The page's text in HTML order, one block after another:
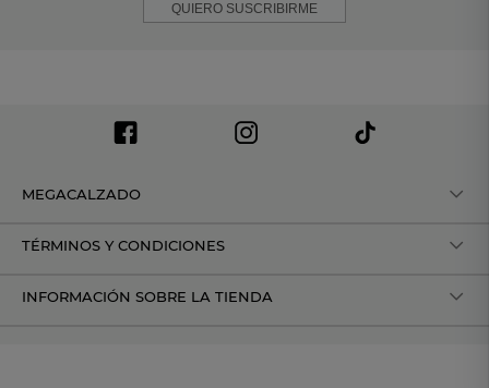
QUIERO SUSCRIBIRME
MEGACALZADO
TÉRMINOS Y CONDICIONES
INFORMACIÓN SOBRE LA TIENDA